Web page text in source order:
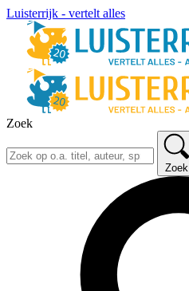
Luisterrijk - vertelt alles
Zoek
Zoek